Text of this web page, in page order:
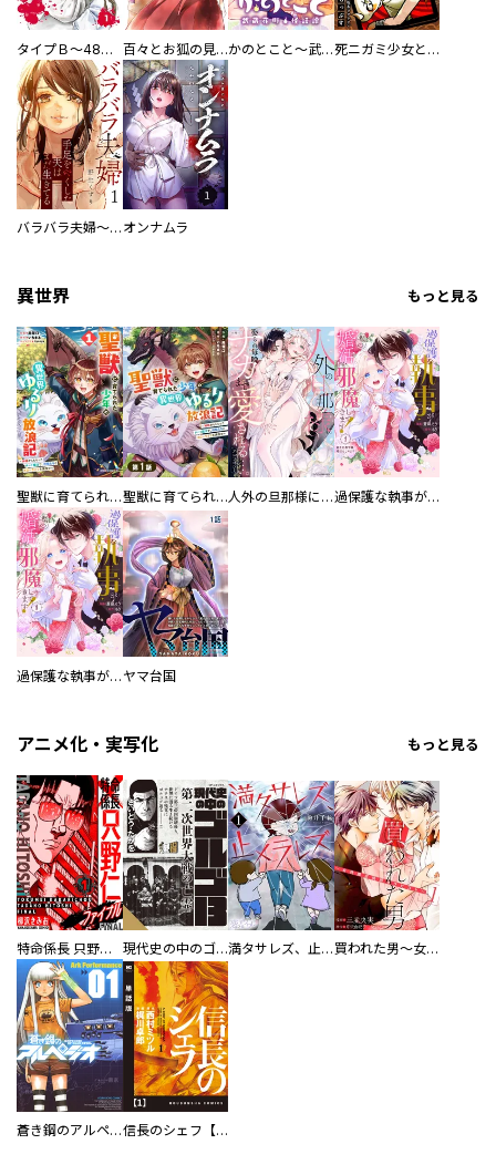
タイプＢ～48時間後、致死率100％～【単話】 百々とお狐の見習い巫女生活【単行本版】 かのとこと～武蔵花町怪話譚～ 【連載版】 死ニガミ少女とスマホ神
バラバラ夫婦～手足をなくした夫はまだ生きてる オンナムラ
異世界 もっと見る
聖獣に育てられた少年の異世界ゆるり放浪記～神様からもらったチート魔法で、仲間たちとスローライフを満喫中～ 聖獣に育てられた少年の異世界ゆるり放浪記～神様からもらったチート魔法で、仲間たちとスローライフを満喫中～【分冊版】 人外の旦那様に娶られ毎晩ナカまで愛される…。アンソロジー 過保護な執事が私の婚活を邪魔してきます！ 分冊版
過保護な執事が私の婚活を邪魔してきます！ ヤマ台国
アニメ化・実写化 もっと見る
特命係長 只野仁ファイナル 愛蔵版 現代史の中のゴルゴ13 満タサレズ、止メラレズ 買われた男～女性限定快感セラピスト～【描き下ろしおまけ付き特装版】
蒼き鋼のアルペジオ 信長のシェフ【単話版】